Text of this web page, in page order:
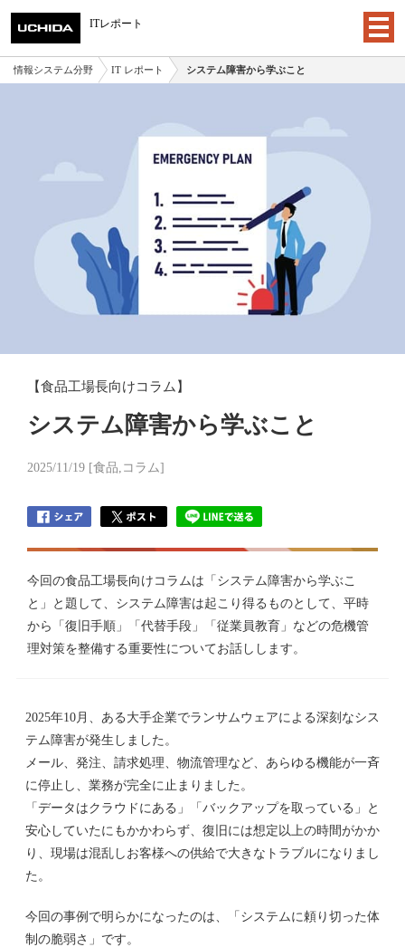
情報システム分野 IT レポート システム障害から学ぶこと
ITレポート
【食品工場長向けコラム】
システム障害から学ぶこと
2025/11/19 [食品,コラム]
今回の食品工場長向けコラムは「システム障害から学ぶこ
と」と題して、システム障害は起こり得るものとして、平時
から「復旧手順」「代替手段」「従業員教育」などの危機管
理対策を整備する重要性についてお話しします。
2025年10月、ある大手企業でランサムウェアによる深刻なシス
テム障害が発生しました。
メール、発注、請求処理、物流管理など、あらゆる機能が一斉
に停止し、業務が完全に止まりました。
「データはクラウドにある」「バックアップを取っている」と
安心していたにもかかわらず、復旧には想定以上の時間がかか
り、現場は混乱しお客様への供給で大きなトラブルになりまし
た。
今回の事例で明らかになったのは、「システムに頼り切った体
制の脆弱さ」です。